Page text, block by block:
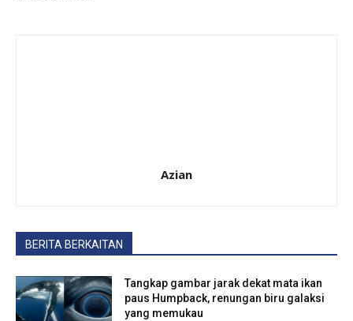
Azian
BERITA BERKAITAN
Tangkap gambar jarak dekat mata ikan
paus Humpback, renungan biru galaksi
yang memukau